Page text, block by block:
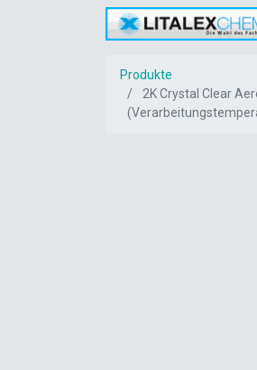
Produkte
2K Crystal Clear